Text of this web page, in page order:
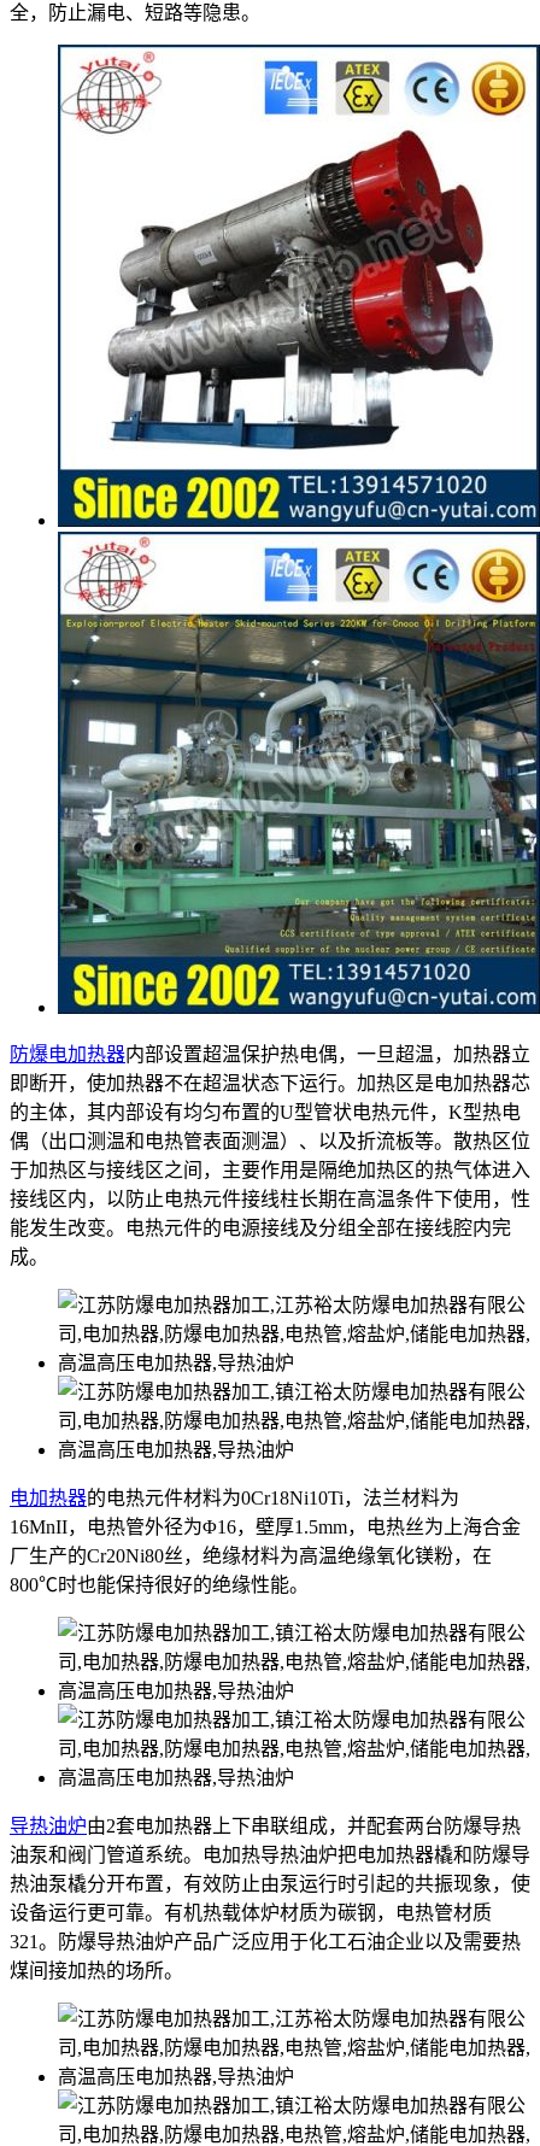
全，防止漏电、短路等隐患。
防爆电加热器内部设置超温保护热电偶，一旦超温，加热器立
即断开，使加热器不在超温状态下运行。加热区是电加热器芯
的主体，其内部设有均匀布置的U型管状电热元件，K型热电
偶（出口测温和电热管表面测温）、以及折流板等。散热区位
于加热区与接线区之间，主要作用是隔绝加热区的热气体进入
接线区内，以防止电热元件接线柱长期在高温条件下使用，性
能发生改变。电热元件的电源接线及分组全部在接线腔内完
成。
电加热器的电热元件材料为0Cr18Ni10Ti，法兰材料为
16MnII，电热管外径为Φ16，壁厚1.5mm，电热丝为上海合金
厂生产的Cr20Ni80丝，绝缘材料为高温绝缘氧化镁粉，在
800℃时也能保持很好的绝缘性能。
导热油炉由2套电加热器上下串联组成，并配套两台防爆导热
油泵和阀门管道系统。电加热导热油炉把电加热器橇和防爆导
热油泵橇分开布置，有效防止由泵运行时引起的共振现象，使
设备运行更可靠。有机热载体炉材质为碳钢，电热管材质
321。防爆导热油炉产品广泛应用于化工石油企业以及需要热
煤间接加热的场所。